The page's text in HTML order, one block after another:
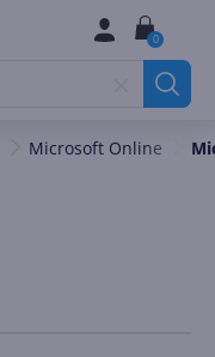
0
Microsoft Online